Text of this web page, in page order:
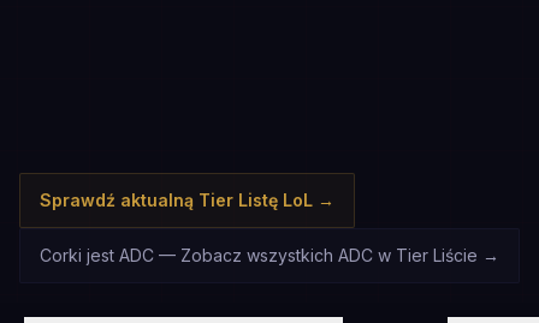
Sprawdź aktualną Tier Listę LoL →
Corki jest ADC — Zobacz wszystkich ADC w Tier Liście →